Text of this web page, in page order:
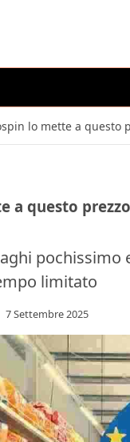
lo mette a questo
a questo
limitato
7 Settembre 2025